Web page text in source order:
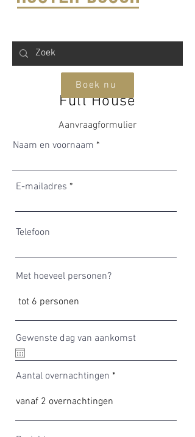
Boek nu
Full House
Aanvraagformulier
Naam en voornaam
E-mailadres
Telefoon
Met hoeveel personen?
Gewenste dag van aankomst
Aantal overnachtingen